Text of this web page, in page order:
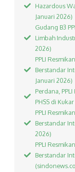
Hazardous
Januari 2026)
Gudang B3
Limbah
2026)
PPLI
Berstandar
Januari 2026)
Perdana,
PHSS di
PPLI
Berstandar
2026)
PPLI
Berstandar